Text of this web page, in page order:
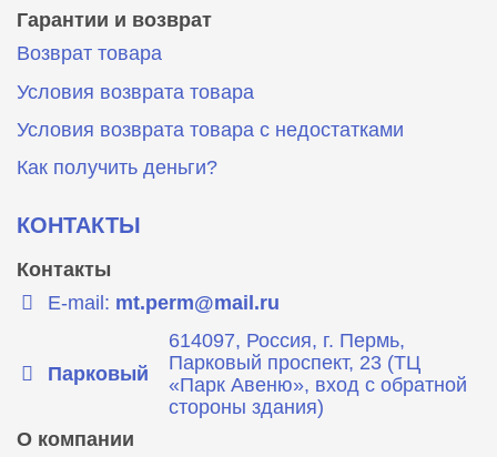
Гарантии и возврат
Возврат товара
Условия возврата товара
Условия возврата товара с недостатками
Как получить деньги?
КОНТАКТЫ
Контакты
E-mail: mt.perm@mail.ru
Парковый
614097, Россия, г. Пермь,
Парковый проспект, 23 (ТЦ
«Парк Авеню», вход с обратной
стороны здания)
О компании